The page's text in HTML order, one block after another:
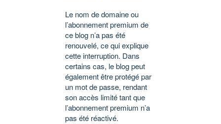
Le nom de domaine ou
l’abonnement premium de
ce blog n’a pas été
renouvelé, ce qui explique
cette interruption. Dans
certains cas, le blog peut
également être protégé par
un mot de passe, rendant
son accès limité tant que
l’abonnement premium n’a
pas été réactivé.